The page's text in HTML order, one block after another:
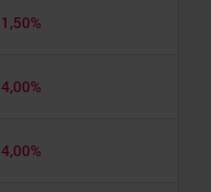
1,50%
4,00%
4,00%